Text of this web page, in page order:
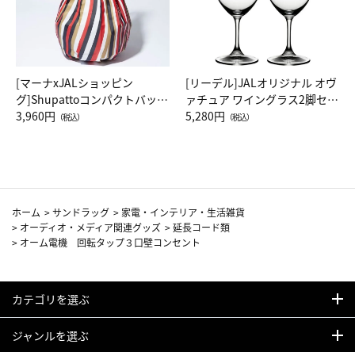
[マーナxJALショッピン
グ]Shupattoコンパクトバッグ
Drop JAL客室乗務員（LC）ス
3,960円 （税込）
[リーデル]JALオリジナル オヴ
ァチュア ワイングラス2脚セッ
ト（レッドワイン）
5,280円 （税込）
ホーム >サンドラッグ > 家電・インテリア・生活雑貨
> オーディオ・メディア関連グッズ >延長コード類
> オーム電機 回転タップ３口壁コンセント
カテゴリを選ぶ
ジャンルを選ぶ